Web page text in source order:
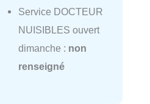
Service DOCTEUR
NUISIBLES ouvert
dimanche : non
renseigné